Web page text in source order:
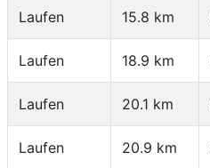
Laufen 15.8 km
Laufen 18.9 km
Laufen 20.1 km
Laufen 20.9 km